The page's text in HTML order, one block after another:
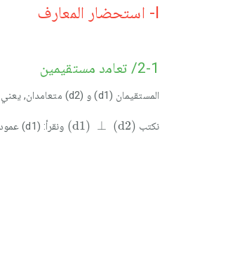
I- استحضار المعارف
2-1/ ﺗﻌﺎﻣﺩ مستقيمين
المستقيمان (d1) و (d2) متعامدان, يعني أنهما متقاطعان ويكونان زاوية قائمة
نكتب (d1) ⊥ (d2)
(d1) ⊥ d 2) ونقرأ: (d1) عمودي على (d2)